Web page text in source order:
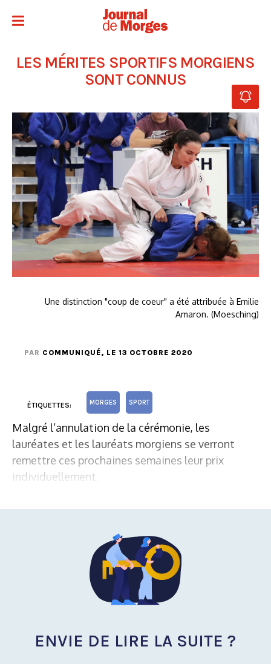
LES MÉRITES SPORTIFS MORGIENS
SONT CONNUS
Une distinction "coup de coeur" a été attribuée à Emilie
Amaron. (Moesching)
PAR COMMUNIQUÉ, LE 13 OCTOBRE 2020
ÉTIQUETTES: MORGES SPORT
Malgré l’annulation de la cérémonie, les
lauréates et les lauréats morgiens se verront
remettre ces prochaines semaines leur prix
individuellement.
ENVIE DE LIRE LA SUITE ?